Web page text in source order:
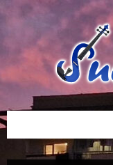
Przejdź
Przejdź
bocznego
Przejdź